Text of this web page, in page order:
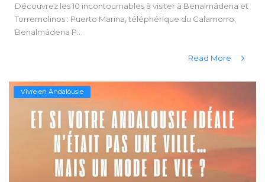
Découvrez les 10 incontournables à visiter à Benalmádena et
Torremolinos : Puerto Marina, téléphérique du Calamorro,
Benalmádena P...
Read More
Vivre en Andalousie